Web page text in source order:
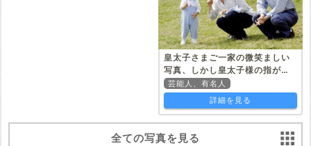
皇太子さまご一家の微笑ましい
写真、しかし皇太子様の指が…
芸能人、有名人
詳細を見る
全ての写真を見る